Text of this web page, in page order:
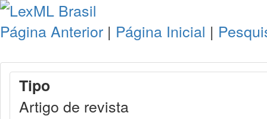
Página Anterior | Página Inicial |
Tipo
Artigo de revista